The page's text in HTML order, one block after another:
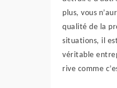
plus, vous
qualité de la
situations, il
véritable
rive comme